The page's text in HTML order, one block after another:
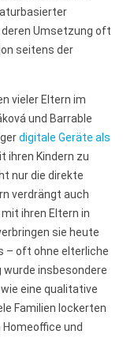
Umsetzung oft
seitens der
vieler Eltern im
und Barrable
digitale Geräte als
ihren Kindern zu
nur die direkte
verdrängt auch
ihren Eltern in
sie heute
– oft ohne elterliche
wurde insbesondere
eine qualitative
Familien lockerten
und